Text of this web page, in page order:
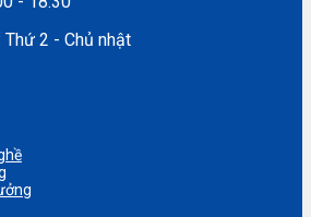
2 - Chủ nhật